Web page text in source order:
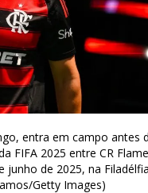
entra em campo antes
FIFA 2025 entre CR
junho de 2025, na
Getty Images)